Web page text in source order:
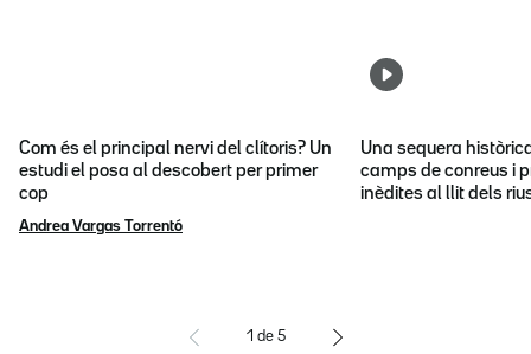
Com és el principal nervi del clítoris? Un
estudi el posa al descobert per primer
cop
Andrea Vargas Torrentó
Una sequera
camps de conreus i
inèdites al llit dels
1 de 5